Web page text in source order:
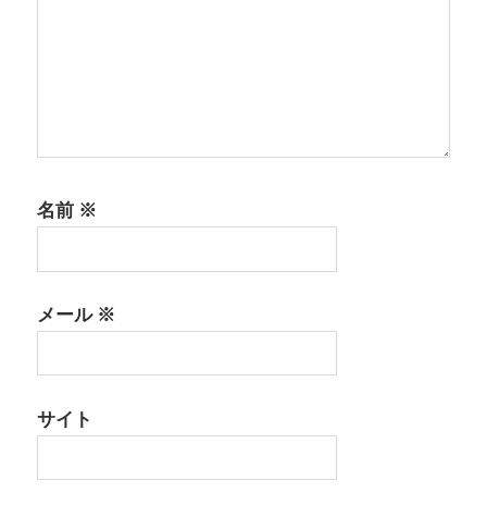
名前 ※
メール※
サイト